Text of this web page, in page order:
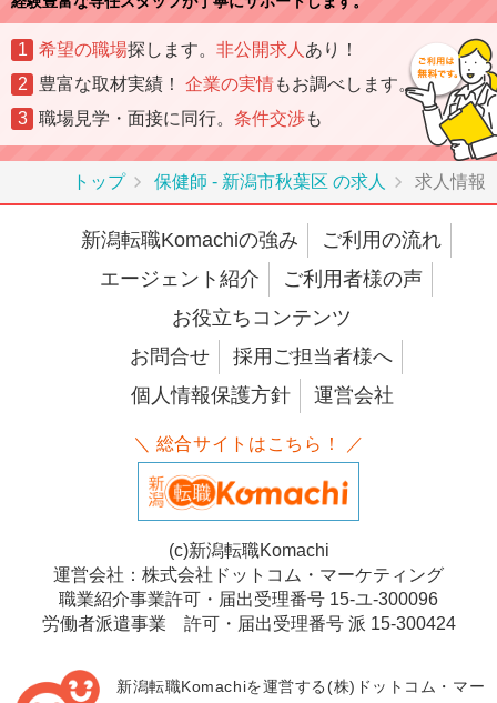
1 希望の職場探します。 非公開求人 あり！
2
豊富な取材実績！ 企業の実情もお調べします。
3
職場見学・面接に同行。 条件交渉も
トップ 保健師 - 新潟市秋葉区 の求人 求人情報
新潟転職Komachiの強み
ご利用の流れ
エージェント紹介
ご利用者様の声
お役立ちコンテンツ
お問合せ
採用ご担当者様へ
個人情報保護方針
運営会社
＼ 総合サイトはこちら！ ／
(c)新潟転職Komachi
運営会社：株式会社ドットコム・マーケティング
職業紹介事業許可・届出受理番号 15-ユ-300096
労働者派遣事業 許可・届出受理番号 派 15-300424
新潟転職Komachiを運営する(株)ドットコム・マー